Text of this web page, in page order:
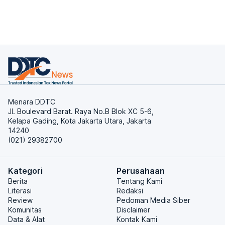
Menara DDTC
Jl. Boulevard Barat. Raya No.B Blok XC 5-6,
Kelapa Gading, Kota Jakarta Utara, Jakarta
14240
(021) 29382700
Kategori
Berita
Literasi
Review
Komunitas
Data & Alat
Perusahaan
Tentang Kami
Redaksi
Pedoman Media Siber
Disclaimer
Kontak Kami